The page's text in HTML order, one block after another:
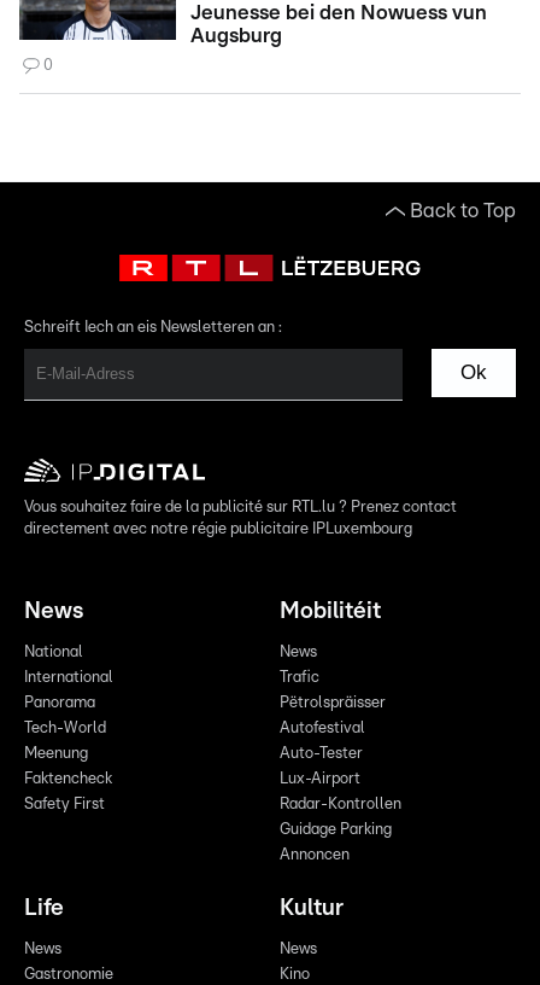
Jeunesse bei den Nowuess vun
Augsburg
0
Back to Top
Schreift Iech an eis Newsletteren an :
Ok
Vous souhaitez faire de la publicité sur RTL.lu ? Prenez contact
directement avec notre régie publicitaire IPLuxembourg
News
National
International
Panorama
Tech-World
Meenung
Faktencheck
Safety First
Mobilitéit
News
Trafic
Pëtrolspräisser
Autofestival
Auto-Tester
Lux-Airport
Radar-Kontrollen
Guidage Parking
Annoncen
Life
News
Gastronomie
Kultur
News
Kino